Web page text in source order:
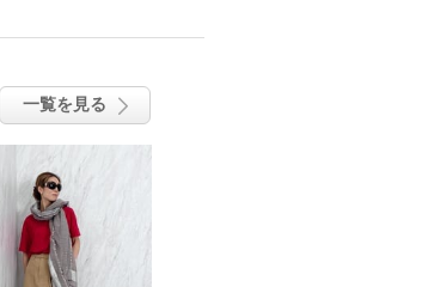
一覧を見る